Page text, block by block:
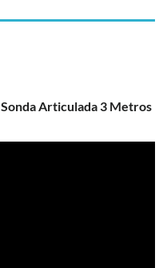
Articulada 3 Metros